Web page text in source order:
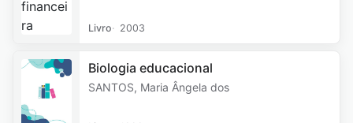
Livro 2003
Biologia educacional
SANTOS, Maria Ângela dos